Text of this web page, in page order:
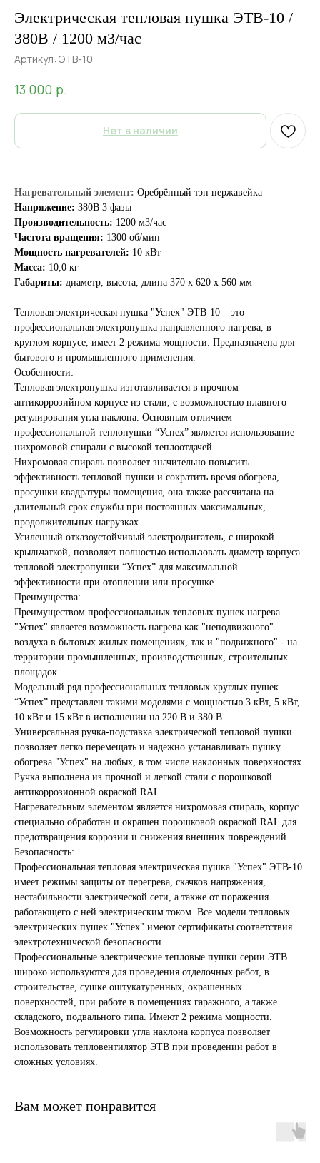
Электрическая тепловая пушка ЭТВ-10 /
380В / 1200 м3/час
Артикул: ЭТВ-10
13 000 р.
Нет в наличии
Нагревательный элемент: Оребрённый тэн нержавейка
Напряжение: 380В 3 фазы
Производительность: 1200 м3/час
Частота вращения: 1300 об/мин
Мощность нагревателей: 10 кВт
Масса: 10,0 кг
Габариты: диаметр, высота, длина 370 х 620 х 560 мм
Тепловая электрическая пушка "Успех" ЭТВ-10 – это
профессиональная электропушка направленного нагрева, в
круглом корпусе, имеет 2 режима мощности. Предназначена для
бытового и промышленного применения.
Особенности:
Тепловая электропушка изготавливается в прочном
антикоррозийном корпусе из стали, с возможностью плавного
регулирования угла наклона. Основным отличием
профессиональной теплопушки “Успех” является использование
нихромовой спирали с высокой теплоотдачей.
Нихромовая спираль позволяет значительно повысить
эффективность тепловой пушки и сократить время обогрева,
просушки квадратуры помещения, она также рассчитана на
длительный срок службы при постоянных максимальных,
продолжительных нагрузках.
Усиленный отказоустойчивый электродвигатель, с широкой
крыльчаткой, позволяет полностью использовать диаметр корпуса
тепловой электропушки “Успех” для максимальной
эффективности при отоплении или просушке.
Преимущества:
Преимуществом профессиональных тепловых пушек нагрева
"Успех" является возможность нагрева как "неподвижного"
воздуха в бытовых жилых помещениях, так и "подвижного" - на
территории промышленных, производственных, строительных
площадок.
Модельный ряд профессиональных тепловых круглых пушек
“Успех” представлен такими моделями с мощностью 3 кВт, 5 кВт,
10 кВт и 15 кВт в исполнении на 220 В и 380 В.
Универсальная ручка-подставка электрической тепловой пушки
позволяет легко перемещать и надежно устанавливать пушку
обогрева "Успех" на любых, в том числе наклонных поверхностях.
Ручка выполнена из прочной и легкой стали с порошковой
антикоррозионной окраской RAL.
Нагревательным элементом является нихромовая спираль, корпус
специально обработан и окрашен порошковой окраской RAL для
предотвращения коррозии и снижения внешних повреждений.
Безопасность:
Профессиональная тепловая электрическая пушка "Успех" ЭТВ-10
имеет режимы защиты от перегрева, скачков напряжения,
нестабильности электрической сети, а также от поражения
работающего с ней электрическим током. Все модели тепловых
электрических пушек "Успех" имеют сертификаты соответствия
электротехнической безопасности.
Профессиональные электрические тепловые пушки серии ЭТВ
широко используются для проведения отделочных работ, в
строительстве, сушке оштукатуренных, окрашенных
поверхностей, при работе в помещениях гаражного, а также
складского, подвального типа. Имеют 2 режима мощности.
Возможность регулировки угла наклона корпуса позволяет
использовать тепловентилятор ЭТВ при проведении работ в
сложных условиях.
Вам может понравится